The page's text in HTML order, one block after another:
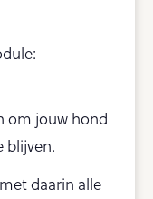
om jouw hond
blijven.
daarin alle